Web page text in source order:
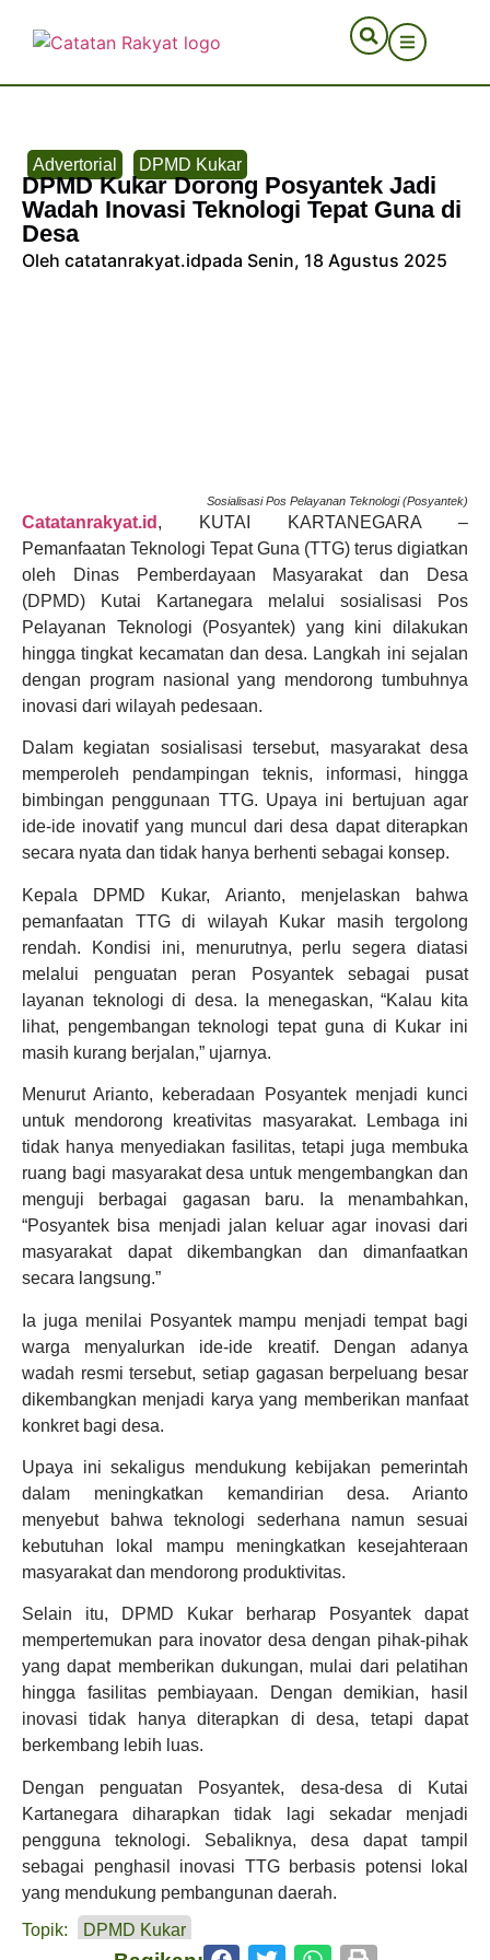
Advertorial DPMD Kukar
DPMD Kukar Dorong Posyantek Jadi
Wadah Inovasi Teknologi Tepat Guna di
Desa
Oleh catatanrakyat.idpada Senin, 18 Agustus 2025
Sosialisasi Pos Pelayanan Teknologi (Posyantek)
Catatanrakyat.id , KUTAI KARTANEGARA –
Pemanfaatan Teknologi Tepat Guna (TTG) terus digiatkan
oleh Dinas Pemberdayaan Masyarakat dan Desa
(DPMD) Kutai Kartanegara melalui sosialisasi Pos
Pelayanan Teknologi (Posyantek) yang kini dilakukan
hingga tingkat kecamatan dan desa. Langkah ini sejalan
dengan program nasional yang mendorong tumbuhnya
inovasi dari wilayah pedesaan.
Dalam kegiatan sosialisasi tersebut, masyarakat desa
memperoleh pendampingan teknis, informasi, hingga
bimbingan penggunaan TTG. Upaya ini bertujuan agar
ide-ide inovatif yang muncul dari desa dapat diterapkan
secara nyata dan tidak hanya berhenti sebagai konsep.
Kepala DPMD Kukar, Arianto, menjelaskan bahwa
pemanfaatan TTG di wilayah Kukar masih tergolong
rendah. Kondisi ini, menurutnya, perlu segera diatasi
melalui penguatan peran Posyantek sebagai pusat
layanan teknologi di desa. Ia menegaskan, “Kalau kita
lihat, pengembangan teknologi tepat guna di Kukar ini
masih kurang berjalan,” ujarnya.
Menurut Arianto, keberadaan Posyantek menjadi kunci
untuk mendorong kreativitas masyarakat. Lembaga ini
tidak hanya menyediakan fasilitas, tetapi juga membuka
ruang bagi masyarakat desa untuk mengembangkan dan
menguji berbagai gagasan baru. Ia menambahkan,
“Posyantek bisa menjadi jalan keluar agar inovasi dari
masyarakat dapat dikembangkan dan dimanfaatkan
secara langsung.”
Ia juga menilai Posyantek mampu menjadi tempat bagi
warga menyalurkan ide-ide kreatif. Dengan adanya
wadah resmi tersebut, setiap gagasan berpeluang besar
dikembangkan menjadi karya yang memberikan manfaat
konkret bagi desa.
Upaya ini sekaligus mendukung kebijakan pemerintah
dalam meningkatkan kemandirian desa. Arianto
menyebut bahwa teknologi sederhana namun sesuai
kebutuhan lokal mampu meningkatkan kesejahteraan
masyarakat dan mendorong produktivitas.
Selain itu, DPMD Kukar berharap Posyantek dapat
mempertemukan para inovator desa dengan pihak-pihak
yang dapat memberikan dukungan, mulai dari pelatihan
hingga fasilitas pembiayaan. Dengan demikian, hasil
inovasi tidak hanya diterapkan di desa, tetapi dapat
berkembang lebih luas.
Dengan penguatan Posyantek, desa-desa di Kutai
Kartanegara diharapkan tidak lagi sekadar menjadi
pengguna teknologi. Sebaliknya, desa dapat tampil
sebagai penghasil inovasi TTG berbasis potensi lokal
yang mendukung pembangunan daerah.
Topik: DPMD Kukar